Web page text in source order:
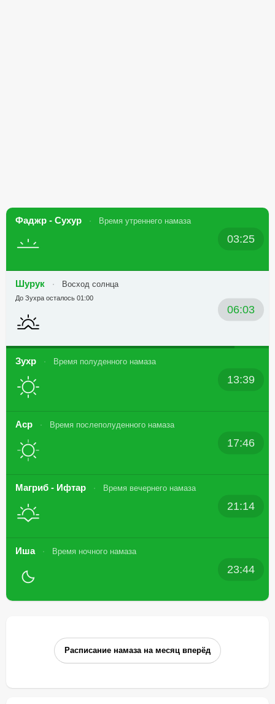
Фаджр - Сухур Время утреннего намаза
03:25
Шурук Восход солнца
06:03
До Зухра осталось 01:00
Зухр Время полуденного намаза
13:39
Аср Время послеполуденного намаза
17:46
Магриб - Ифтар Время вечернего намаза
21:14
Иша Время ночного намаза
23:44
Расписание намаза на месяц вперёд